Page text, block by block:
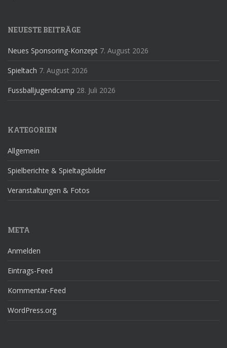
NEUESTE BEITRÄGE
Neues Sponsoring-Konzept 7. August 2026
Spieltach 7. August 2026
Fussballjugendcamp 28. Juli 2026
KATEGORIEN
Allgemein
Spielberichte & Spieltagsbilder
Veranstaltungen & Fotos
META
Anmelden
Eintrags-Feed
Kommentar-Feed
WordPress.org